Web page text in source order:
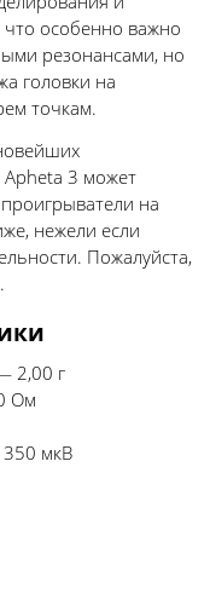
что особенно важно
резонансами, но
головки на
точкам.
Apheta 3 может
на
нежели если
Пожалуйста,
2,00 г
Ом
мкВ